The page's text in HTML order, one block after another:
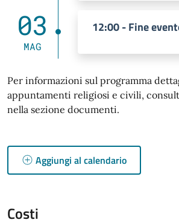
03
MAG
12:00 - Fine
Per informazioni sul programma
appuntamenti religiosi e civili,
nella sezione documenti.
Aggiungi al calendario
Costi